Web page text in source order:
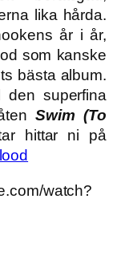
lika hårda.
år i år,
som kanske
bästa album.
den superfina
Swim (To
hittar ni på
watch?